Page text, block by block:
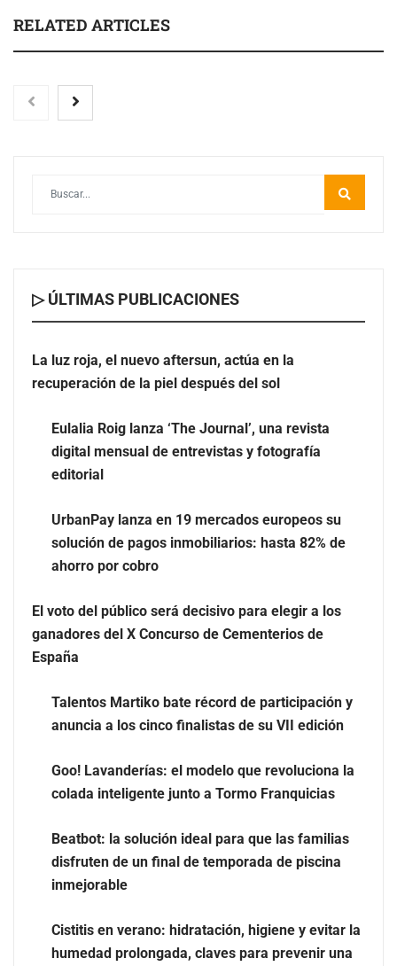
RELATED ARTICLES
La luz roja, el nuevo aftersun, actúa en la recuperación
de la piel después del sol
Eulalia Roig lanza ‘The Journal’, una revista digital
mensual de entrevistas y fotografía editorial
UrbanPay lanza en 19 mercados europeos su solución
de pagos inmobiliarios: hasta 82% de ahorro por cobro
El voto del público será decisivo para elegir a los
ganadores del X Concurso de Cementerios de España
▷ ÚLTIMAS PUBLICACIONES
La luz roja, el nuevo aftersun, actúa en la
recuperación de la piel después del sol
Eulalia Roig lanza ‘The Journal’, una revista
digital mensual de entrevistas y fotografía
editorial
UrbanPay lanza en 19 mercados europeos su
solución de pagos inmobiliarios: hasta 82% de
ahorro por cobro
El voto del público será decisivo para elegir a los
ganadores del X Concurso de Cementerios de
España
Talentos Martiko bate récord de participación y
anuncia a los cinco finalistas de su VII edición
Goo! Lavanderías: el modelo que revoluciona la
colada inteligente junto a Tormo Franquicias
Beatbot: la solución ideal para que las familias
disfruten de un final de temporada de piscina
inmejorable
Cistitis en verano: hidratación, higiene y evitar la
humedad prolongada, claves para prevenir una